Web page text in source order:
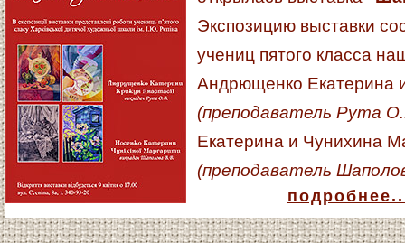
Экспозицию выставки
учениц пятого класса
Андрющенко Екатерина
(преподаватель Рута
Екатерина и Чунихина
(преподаватель